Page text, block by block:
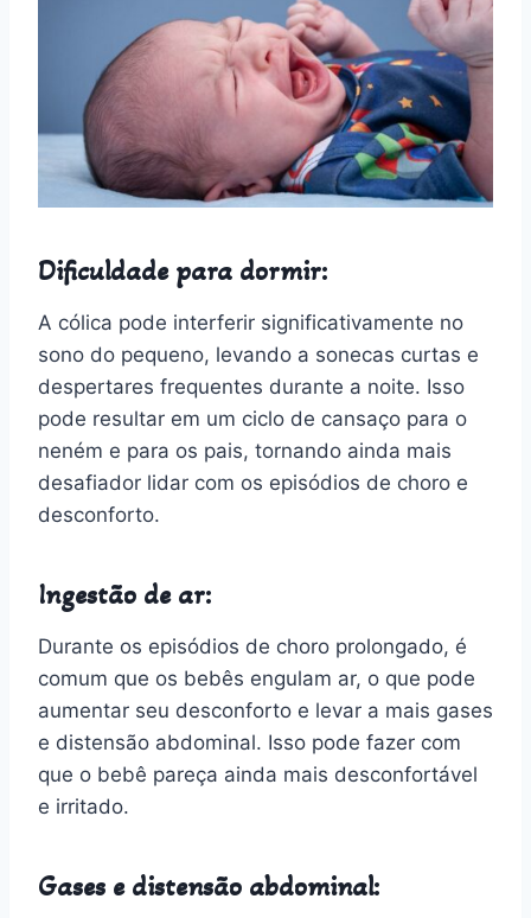
Dificuldade para dormir:
A cólica pode interferir significativamente no
sono do pequeno, levando a sonecas curtas e
despertares frequentes durante a noite. Isso
pode resultar em um ciclo de cansaço para o
neném e para os pais, tornando ainda mais
desafiador lidar com os episódios de choro e
desconforto.
Ingestão de ar:
Durante os episódios de choro prolongado, é
comum que os bebês engulam ar, o que pode
aumentar seu desconforto e levar a mais gases
e distensão abdominal. Isso pode fazer com
que o bebê pareça ainda mais desconfortável
e irritado.
Gases e distensão abdominal: